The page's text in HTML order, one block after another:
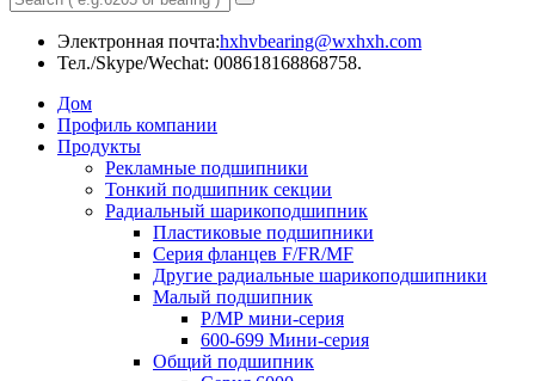
Электронная почта:hxhvbearing@wxhxh.com
Тел./Skype/Wechat: 008618168868758.
Дом
Профиль компании
Продукты
Рекламные подшипники
Тонкий подшипник секции
Радиальный шарикоподшипник
Пластиковые подшипники
Серия фланцев F/FR/MF
Другие радиальные шарикоподшипники
Малый подшипник
Р/МР мини-серия
600-699 Мини-серия
Общий подшипник